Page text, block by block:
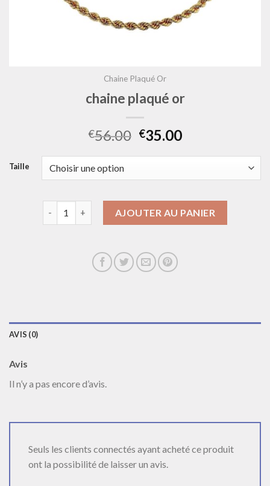
Chaine Plaqué Or
chaine plaqué or
€56.00 €35.00
Taille
AJOUTER AU PANIER
AVIS (0)
Avis
Il n’y a pas encore d’avis.
Seuls les clients connectés ayant acheté ce produit
ont la possibilité de laisser un avis.